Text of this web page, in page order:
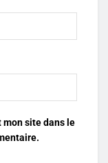
mon site dans le